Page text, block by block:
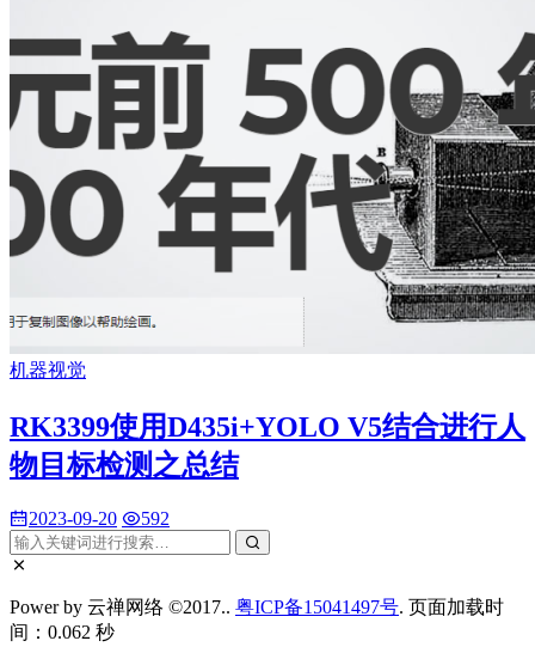
机器视觉
RK3399使用D435i+YOLO V5结合进行人
物目标检测之总结
2023-09-20 592
Power by 云禅网络 ©2017.. 粤ICP备15041497号. 页面加载时
间：0.062 秒